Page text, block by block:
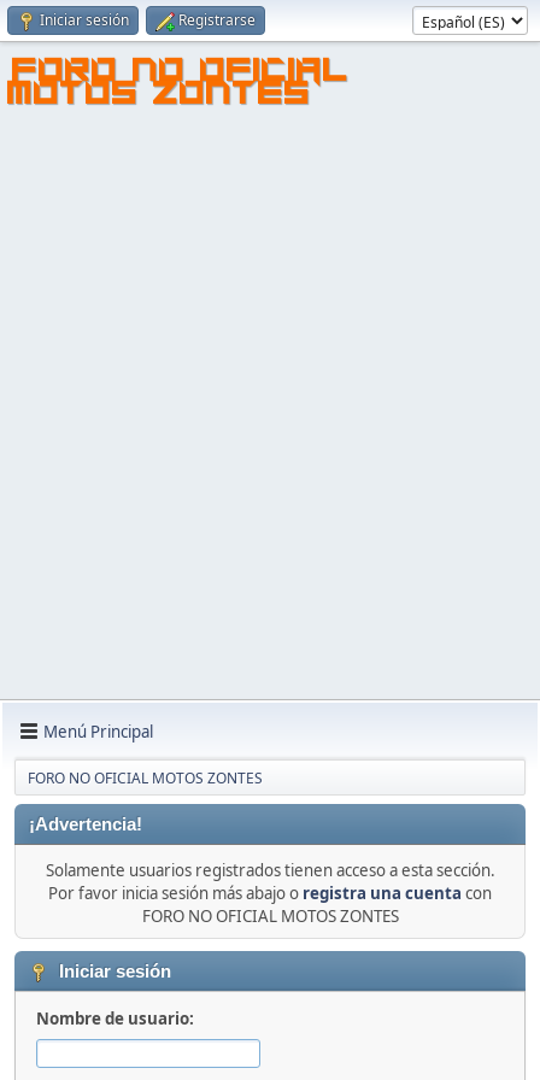
Iniciar sesión Registrarse
FORO NO OFICIAL
MOTOS ZONTES
Menú Principal
FORO NO OFICIAL MOTOS ZONTES
¡Advertencia!
Solamente usuarios registrados tienen acceso a esta sección.
Por favor inicia sesión más abajo o registra una cuenta con
FORO NO OFICIAL MOTOS ZONTES
Iniciar sesión
Nombre de usuario: